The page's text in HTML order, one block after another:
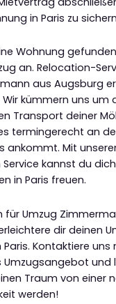
in Paris zu
Wohnung
an. Relocation-
aus Augsburg
Wir kümmern uns um
Transport deiner
termingerecht an
ankommt. Mit
kannst du
in Paris freuen.
für Umzug
dir deinen
Kontaktiere
Umzugsangebot und
Traum von einer
werden!